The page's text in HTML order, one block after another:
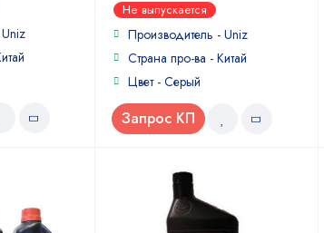
out
of
Не выпускается
Производитель - Uniz
Страна про-ва - Китай
Цвет - Серый
Запрос КП